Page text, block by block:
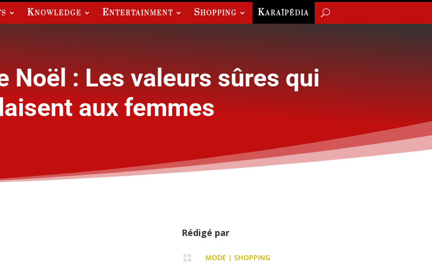
Knowledge Entertainment Shopping Karaïpédia
Noël : Les valeurs sûres qui
aux femmes
Rédigé par
 MODE | SHOPPING